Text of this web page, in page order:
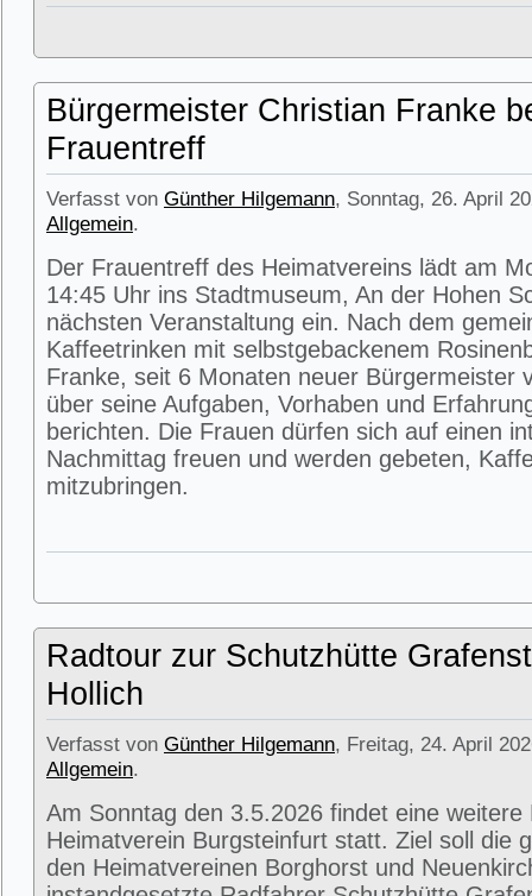
Bürgermeister Christian Franke
Frauentreff
Verfasst von Günther Hilgemann, Sonntag, 26. April
Allgemein.
Der Frauentreff des Heimatvereins lädt am
14:45 Uhr ins Stadtmuseum, An der Hohen
nächsten Veranstaltung ein. Nach dem
Kaffeetrinken mit selbstgebackenem
Franke, seit 6 Monaten neuer Bürgermeister
über seine Aufgaben, Vorhaben und
berichten. Die Frauen dürfen sich auf einen
Nachmittag freuen und werden gebeten,
mitzubringen.
Radtour zur Schutzhütte
Hollich
Verfasst von Günther Hilgemann, Freitag, 24. April
Allgemein.
Am Sonntag den 3.5.2026 findet eine weitere
Heimatverein Burgsteinfurt statt. Ziel soll die
den Heimatvereinen Borghorst und